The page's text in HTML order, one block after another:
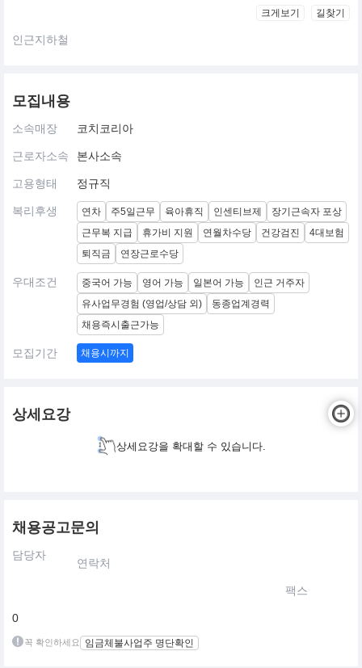
크게보기 길찾기
인근지하철
모집내용
소속매장 코치코리아
근로자소속 본사소속
고용형태 정규직
복리후생 연차 주5일근무 육아휴직 인센티브제
장기근속자 포상
근무복 지급
휴가비 지원 연월차수당 건강검진
4대보험
퇴직금
연장근로수당
우대조건 중국어 가능 영어 가능 일본어 가능
인근 거주자
유사업무경험 (영업/상담 외)
동종업계경력
채용즉시출근가능
모집기간 채용시까지
상세요강
상세요강을 확대할 수 있습니다.
채용공고문의
담당자
연락처
팩스
0
꼭 확인하세요 임금체불사업주 명단확인